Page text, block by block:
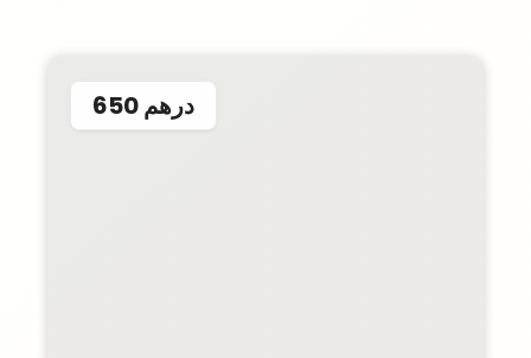
650 درهم